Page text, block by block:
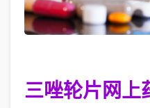
三唑轮片网上